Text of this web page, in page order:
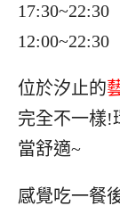
12:00~22:30
位於汐止的
完全不一樣!
當舒適~
感覺吃一餐